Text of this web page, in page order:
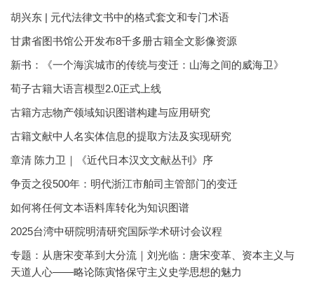
胡兴东 | 元代法律文书中的格式套文和专门术语
甘肃省图书馆公开发布8千多册古籍全文影像资源
新书：《一个海滨城市的传统与变迁：山海之间的威海卫》
荀子古籍大语言模型2.0正式上线
古籍方志物产领域知识图谱构建与应用研究
古籍文献中人名实体信息的提取方法及实现研究
章清 陈力卫｜《近代日本汉文文献丛刊》序
争贡之役500年：明代浙江市舶司主管部门的变迁
如何将任何文本语料库转化为知识图谱
2025台湾中研院明清研究国际学术研讨会议程
专题：从唐宋变革到大分流｜刘光临：唐宋变革、资本主义与
天道人心——略论陈寅恪保守主义史学思想的魅力